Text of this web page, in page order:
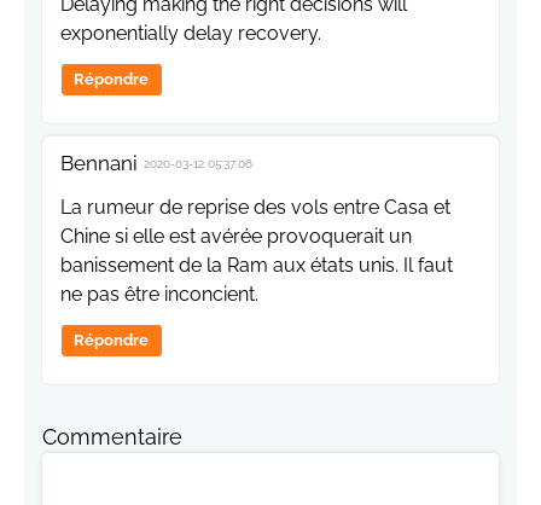
exponentially delay recovery.
Répondre
Bennani 2020-03-12 05:37:06
La rumeur de reprise des vols entre Casa et
Chine si elle est avérée provoquerait un
banissement de la Ram aux états unis. Il faut
ne pas être inconcient.
Répondre
Commentaire